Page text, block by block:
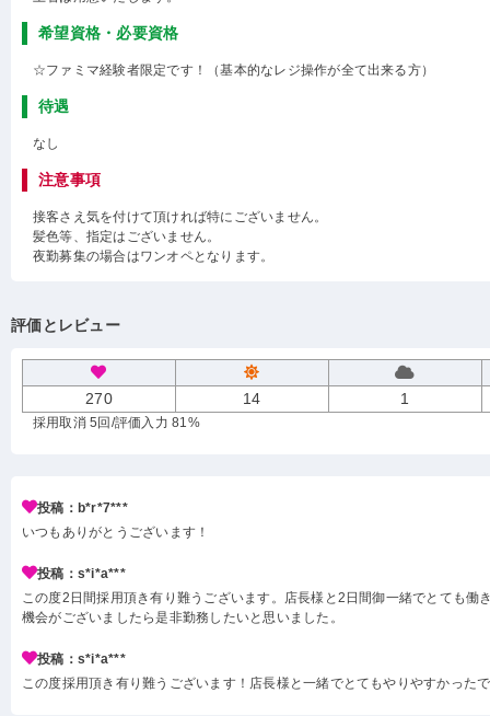
希望資格・必要資格
☆ファミマ経験者限定です！（基本的なレジ操作が全て出来る方）
待遇
なし
注意事項
接客さえ気を付けて頂ければ特にございません。
髪色等、指定はございません。
夜勤募集の場合はワンオペとなります。
評価とレビュー
270 14 1
採用取消 5回 /評価入力 81%
投稿：b*r*7***
いつもありがとうございます！
投稿：s*i*a***
この度2日間採用頂き有り難うございます。店長様と2日間御一緒でとても働
機会がございましたら是非勤務したいと思いました。
投稿：s*i*a***
この度採用頂き有り難うございます！店長様と一緒でとてもやりやすかった